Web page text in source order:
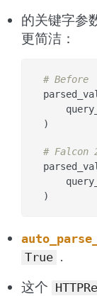
的关键字参
更简洁：
# Before
)
# Falcon
)
True
这个